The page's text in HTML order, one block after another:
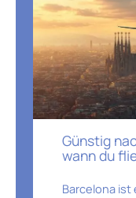
Günstig
wann du
Barcelona